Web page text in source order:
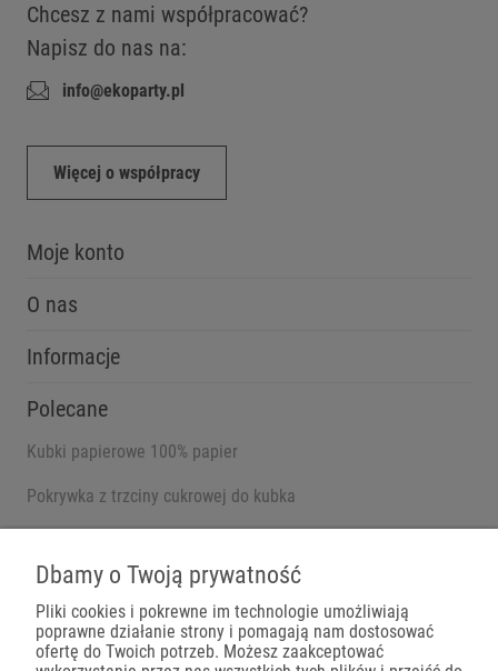
Chcesz z nami współpracować?
Napisz do nas na:
info@ekoparty.pl
Więcej o współpracy
Moje konto
O nas
Informacje
Polecane
Kubki papierowe 100% papier
Pokrywka z trzciny cukrowej do kubka
Płatności
Dbamy o Twoją prywatność
Pliki cookies i pokrewne im technologie umożliwiają
poprawne działanie strony i pomagają nam dostosować
ofertę do Twoich potrzeb. Możesz zaakceptować